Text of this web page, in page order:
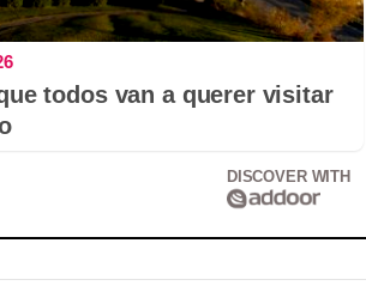
todos van a querer visitar
DISCOVER WITH